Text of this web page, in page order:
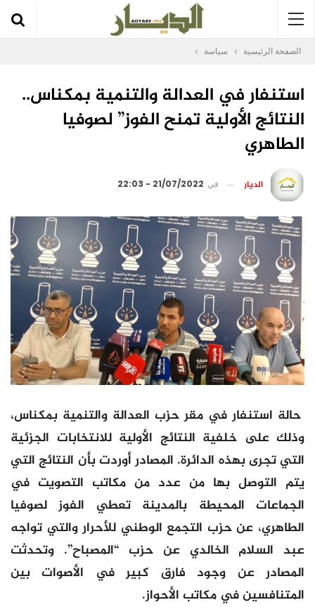
الصفحة الرئيسية سياسة
استنفار في العدالة والتنمية بمكناس..
النتائج الأولية تمنح الفوز” لصوفيا
الطاهري
الديار في 21/07/2022 - 22:03
حالة استنفار في مقر حزب العدالة والتنمية بمكناس،
وذلك على خلفية النتائج الأولية للانتخابات الجزئية
التي تجرى بهذه الدائرة. المصادر أوردت بأن النتائج التي
يتم التوصل بها من عدد من مكاتب التصويت في
الجماعات المحيطة بالمدينة تعطي الفوز لصوفيا
الطاهري، عن حزب التجمع الوطني للأحرار والتي تواجه
عبد السلام الخالدي عن حزب “المصباح”. وتحدثت
المصادر عن وجود فارق كبير في الأصوات بين
المتنافسين في مكاتب الأحواز.